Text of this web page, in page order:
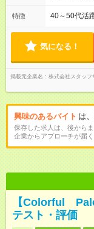
特徴 40～50代活
気になる！
掲載元企業名
株式会社スタッ
興味のあるバイト は
保存した求人は、後から
企業からアプローチが届く
【Colorful
テスト・評価